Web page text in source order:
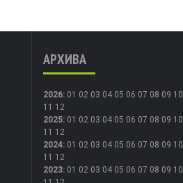
АРХИВА
2026: 01 02 03 04 05 06 07 08 09 10
11 12
2025: 01 02 03 04 05 06 07 08 09 10
11 12
2024: 01 02 03 04 05 06 07 08 09 10
11 12
2023: 01 02 03 04 05 06 07 08 09 10